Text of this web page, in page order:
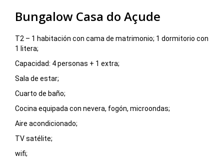
Bungalow Casa do Açude
T2 – 1 habitación con cama de matrimonio; 1 dormitorio con
1 litera;
Capacidad: 4 personas + 1 extra;
Sala de estar;
Cuarto de baño;
Cocina equipada con nevera, fogón, microondas;
Aire acondicionado;
TV satélite;
wifi;